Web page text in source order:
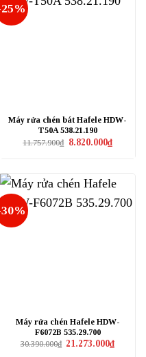
Máy rửa chén bát Hafele HDW-
T50A 538.21.190
11.757.900₫ Giá
8.820.000₫Giá
hiện
Máy rửa chén Hafele HDW-
F6072B 535.29.700
30.390.000₫ Giá
21.273.000₫Giá
hiện